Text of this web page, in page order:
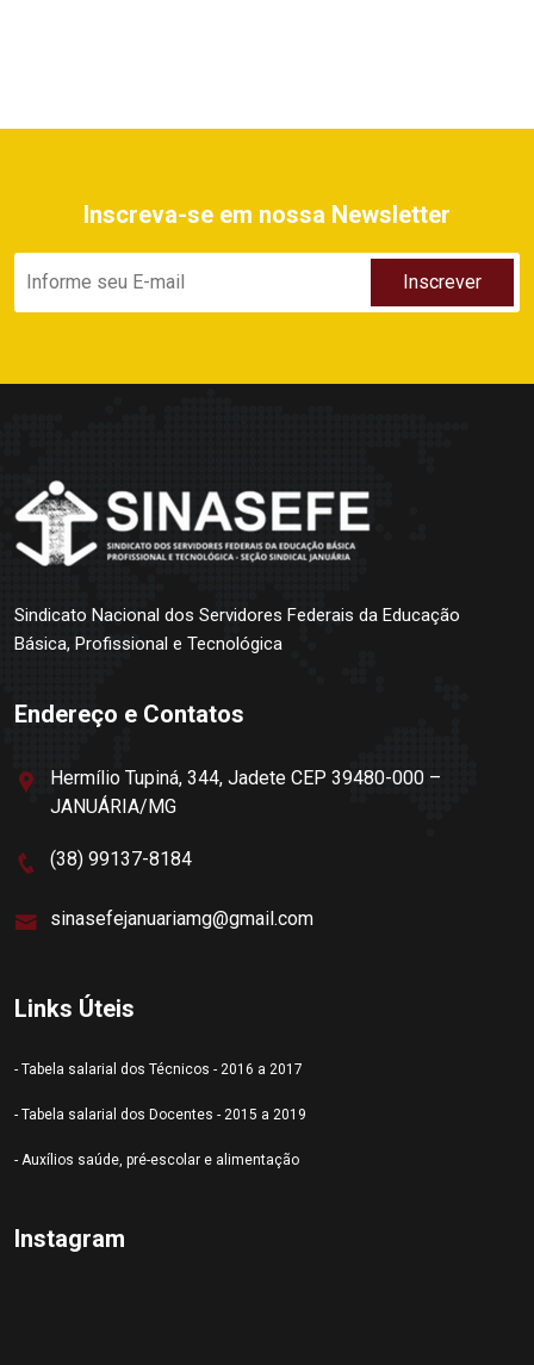
Inscreva-se em nossa Newsletter
Sindicato Nacional dos Servidores Federais da Educação
Básica, Profissional e Tecnológica
Endereço e Contatos
Hermílio Tupiná, 344, Jadete CEP 39480-000 –
JANUÁRIA/MG
(38) 99137-8184
sinasefejanuariamg@gmail.com
Links Úteis
- Tabela salarial dos Técnicos - 2016 a 2017
- Tabela salarial dos Docentes - 2015 a 2019
- Auxílios saúde, pré-escolar e alimentação
Instagram